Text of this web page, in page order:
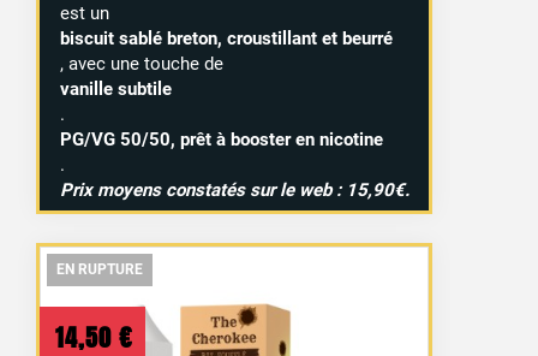
est un
biscuit sablé breton, croustillant et beurré
, avec une touche de
vanille subtile
.
PG/VG 50/50, prêt à booster en nicotine
.
Prix moyens constatés sur le web : 15,90€.
EN RUPTURE
EN RUPTURE
14,50 €
EN RUPTURE